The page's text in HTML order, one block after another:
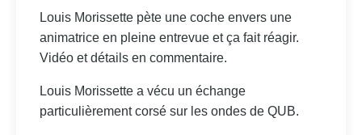
Louis Morissette pète une coche envers une
animatrice en pleine entrevue et ça fait réagir.
Vidéo et détails en commentaire.
Louis Morissette a vécu un échange
particulièrement corsé sur les ondes de QUB.